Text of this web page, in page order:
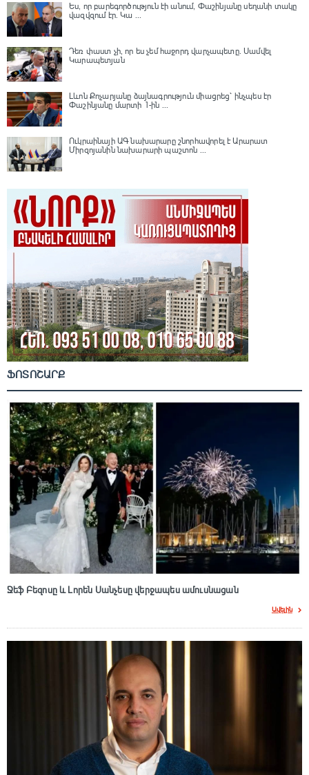
Ես, որ բարեգործություն էի անում, Փաշինյանը սեղանի տակը
վազվզում էր․ Կա ...
Դեռ փաստ չի, որ ես չեմ հաջորդ վարչապետը․ Սամվել
Կարապետյան
Լևոն Քոչարյանը ձայնագրություն միացրեց՝ ինչպես էր
Փաշինյանը մարտի 1-ին ...
Ուկրաինայի ԱԳ նախարարը շնորհավորել է Արարատ
Միրզոյանին նախարարի պաշտոն ...
ՖՈՏՈՇԱՐՔ
Ջեֆ Բեզոսը և Լորեն Սանչեսը վերջապես ամուսնացան
Ավելին